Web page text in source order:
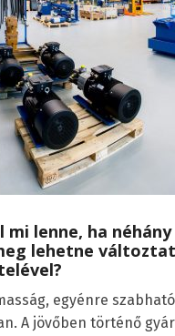
mi lenne, ha
lehetne
egyénre
A jövőben történő